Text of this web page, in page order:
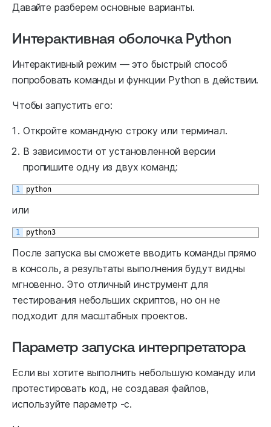
Давайте разберем основные варианты.
Интерактивная оболочка Python
Интерактивный режим — это быстрый способ
попробовать команды и функции Python в действии.
Чтобы запустить его:
Откройте командную строку или терминал.
В зависимости от установленной версии
пропишите одну из двух команд:
1 python
или
1 python3
После запуска вы сможете вводить команды прямо
в консоль, а результаты выполнения будут видны
мгновенно. Это отличный инструмент для
тестирования небольших скриптов, но он не
подходит для масштабных проектов.
Параметр запуска интерпретатора
Если вы хотите выполнить небольшую команду или
протестировать код, не создавая файлов,
используйте параметр -c.